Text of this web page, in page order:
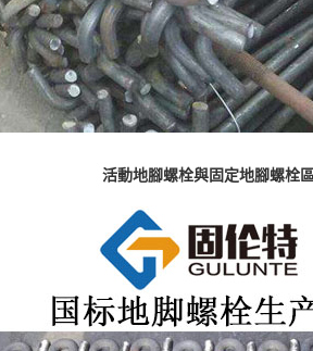
活動地腳螺栓與固定地腳螺栓